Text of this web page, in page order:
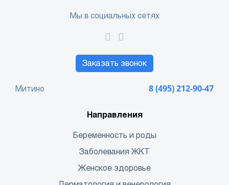
Мы в социальных сетях
Заказать звонок
8 (495) 212-90-47
Митино
Направления
Беременность и роды
Заболевания ЖКТ
Женское здоровье